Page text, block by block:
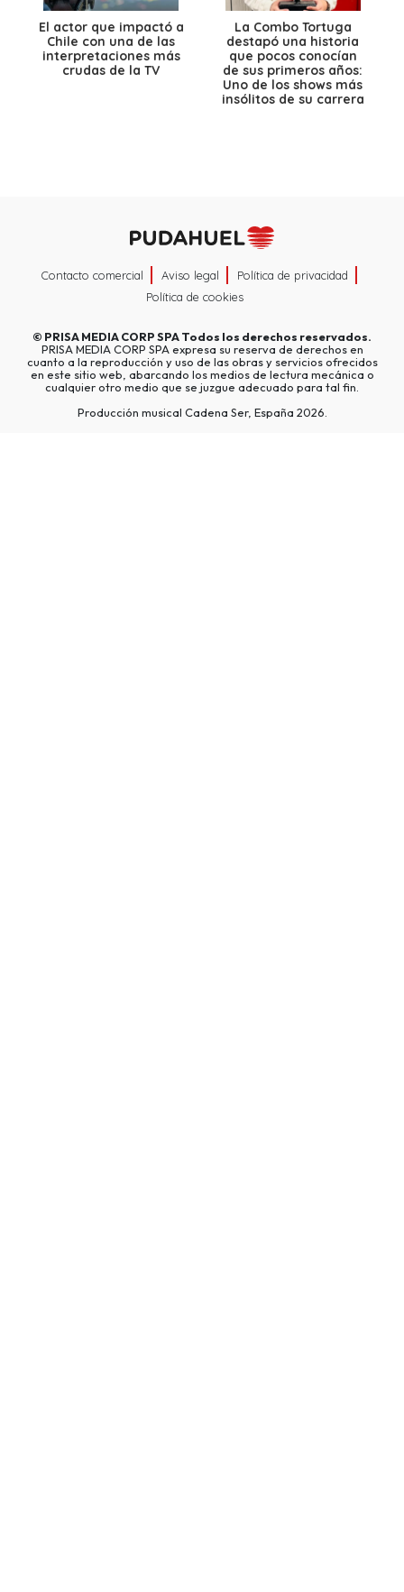
El actor que impactó a
Chile con una de las
interpretaciones más
crudas de la TV
La Combo Tortuga
destapó una historia
que pocos conocían
de sus primeros años:
Uno de los shows más
insólitos de su carrera
Contacto comercial Aviso legal
Política de privacidad
Política de cookies
© PRISA MEDIA CORP SPATodos los derechos reservados.
PRISA MEDIA CORP SPA expresa su reserva de derechos en
cuanto a la reproducción y uso de las obras y servicios ofrecidos
en este sitio web, abarcando los medios de lectura mecánica o
cualquier otro medio que se juzgue adecuado para tal fin.
Producción musical Cadena Ser, España 2026.